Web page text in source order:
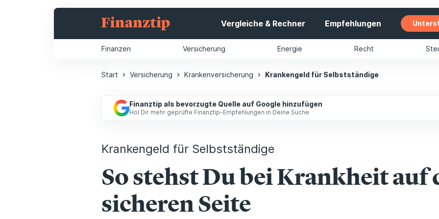
Vergleiche & Rechner Empfehlungen
Finanzen Versicherung Energie Recht
Start Versicherung Krankenversicherung Krankengeld für Selbstständige
Finanztip als bevorzugte Quelle auf Google hinzufügen
Hol Dir mehr geprüfte Finanztip-Empfehlungen in Deine Suche
Krankengeld für Selbstständige
So stehst Du bei Krankheit auf
sicheren Seite